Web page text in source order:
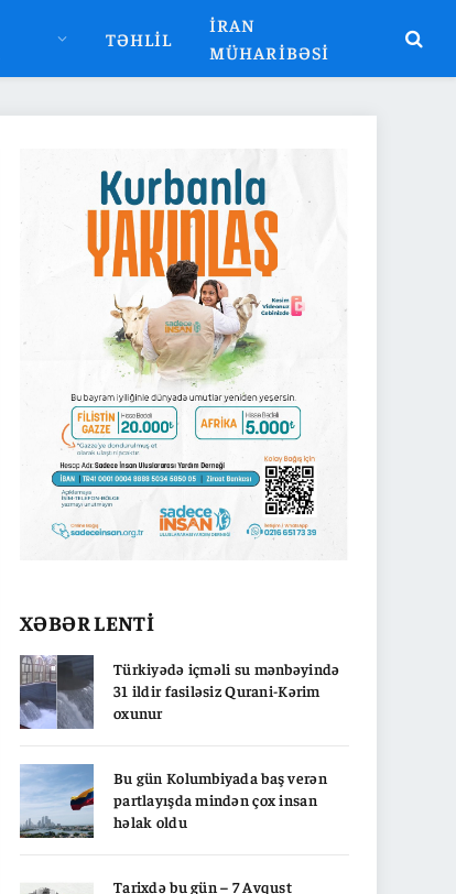
TƏHLIL
İRAN
MÜHARIBƏSI
XƏBƏR LENTİ
Türkiyədə içməli su mənbəyində
31 ildir fasiləsiz Qurani-Kərim
oxunur
Bu gün Kolumbiyada baş verən
partlayışda mindən çox insan
həlak oldu
Tarixdə bu gün – 7 Avqust